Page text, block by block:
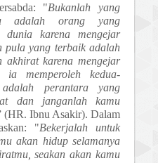
"Bukanlah yang
adalah orang yang
dunia karena mengejar
pula yang terbaik adalah
akhirat karena mengejar
ia memperoleh kedua-
perantara yang
dan janganlah kamu
(HR. Ibnu Asakir). Dalam
"Bekerjalah untuk
akan hidup selamanya
seakan akan kamu